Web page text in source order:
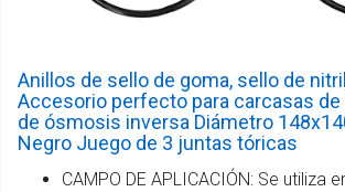
Anillos de sello de goma, sello de
Accesorio perfecto para carcasas de
de ósmosis inversa Diámetro
Negro Juego de 3 juntas tóricas
CAMPO DE APLICACIÓN: Se utiliza